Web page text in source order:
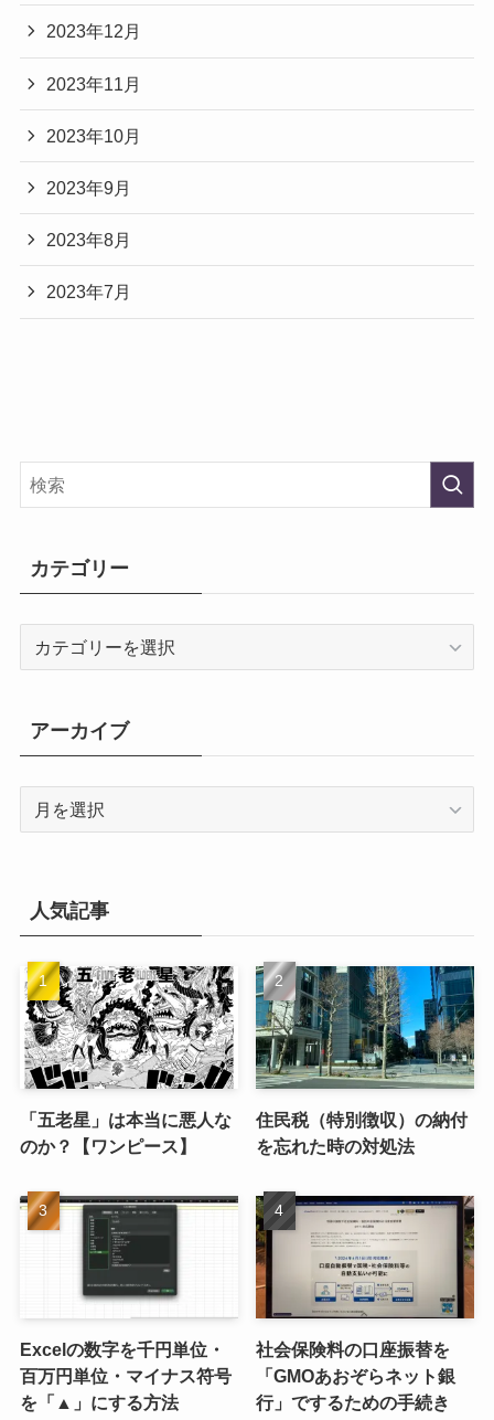
2023年12月
2023年11月
2023年10月
2023年9月
2023年8月
2023年7月
カテゴリー
ー
アーカイブ
人気記事
「五老星」は本当に悪人な
のか？【ワンピース】
住民税（特別徴収）の納付
を忘れた時の対処法
Excelの数字を千円単位・
百万円単位・マイナス符号
を「▲」にする方法
社会保険料の口座振替を
「GMOあおぞらネット銀
行」でするための手続き